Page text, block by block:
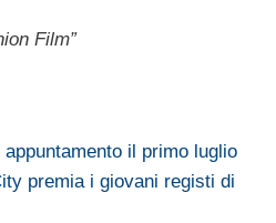
Film”
il primo luglio
premia i giovani registi di